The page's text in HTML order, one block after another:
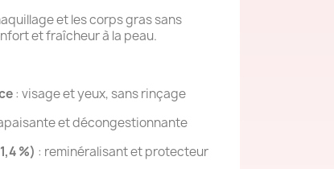
et les corps gras sans
et fraîcheur à la peau.
: visage et yeux, sans rinçage
et décongestionnante
%) : reminéralisant et protecteur